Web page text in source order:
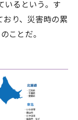
いるという。す
おり、災害時の累
ことだ。